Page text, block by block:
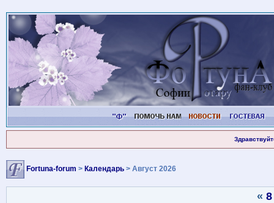
Fortuna-forum > Календарь> Август 2026
«